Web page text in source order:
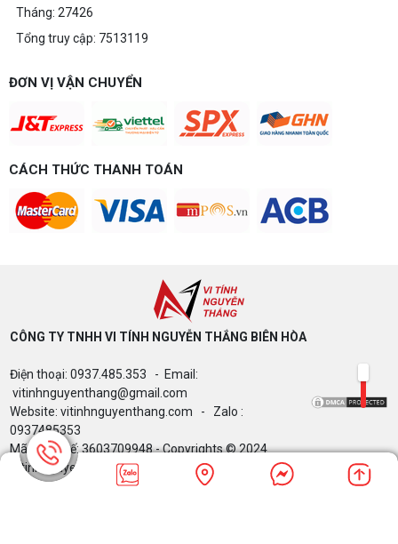
Tháng: 27426
Tổng truy cập: 7513119
ĐƠN VỊ VẬN CHUYỂN
CÁCH THỨC THANH TOÁN
CÔNG TY TNHH VI TÍNH NGUYỄN THẮNG BIÊN HÒA​
Điện thoại: 0937.485.353 - Email:
vitinhnguyenthang@gmail.com
Website: vitinhnguyenthang.com - Zalo :
0937485353
Mã Số Thuế: 3603709948 - Copyrights © 2024
Vitinhnguyenthang.com. All Rights Reserved